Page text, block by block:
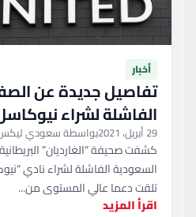
أخبار
تفاصيل جديدة عن
الفاشلة لشراء
29 أبريل، 2021 بواسطة سعودي
كشفت صحيفة “الغارديان”
السعودية الفاشلة لشراء نادي
تلقت دعما عالي المستوى من...
اقرأ المزيد